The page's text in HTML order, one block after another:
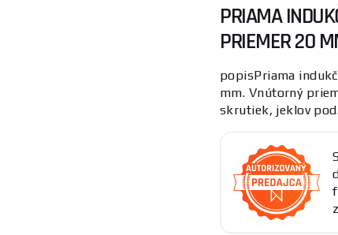
PRIAMA
PRIEMER 20
popisPriama
mm. Vnútorný
skrutiek, jeklov